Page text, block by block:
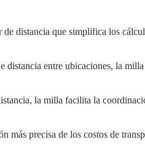
distancia que simplifica los
entre ubicaciones, la
la milla facilita la
más precisa de los costos de